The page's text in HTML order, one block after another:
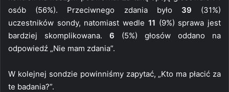
osób (56%). Przeciwnego zdania było 39 (31%)
uczestników sondy, natomiast wedle 11 (9%) sprawa jest
bardziej skomplikowana. 6 (5%) głosów oddano na
odpowiedź „Nie mam zdania”.
W kolejnej sondzie powinniśmy zapytać, „Kto ma płacić za
te badania?”.